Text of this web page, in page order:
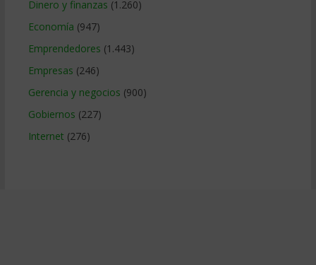
Dinero y finanzas (1.260)
Economía (947)
Emprendedores (1.443)
Empresas (246)
Gerencia y negocios (900)
Gobiernos (227)
Internet (276)